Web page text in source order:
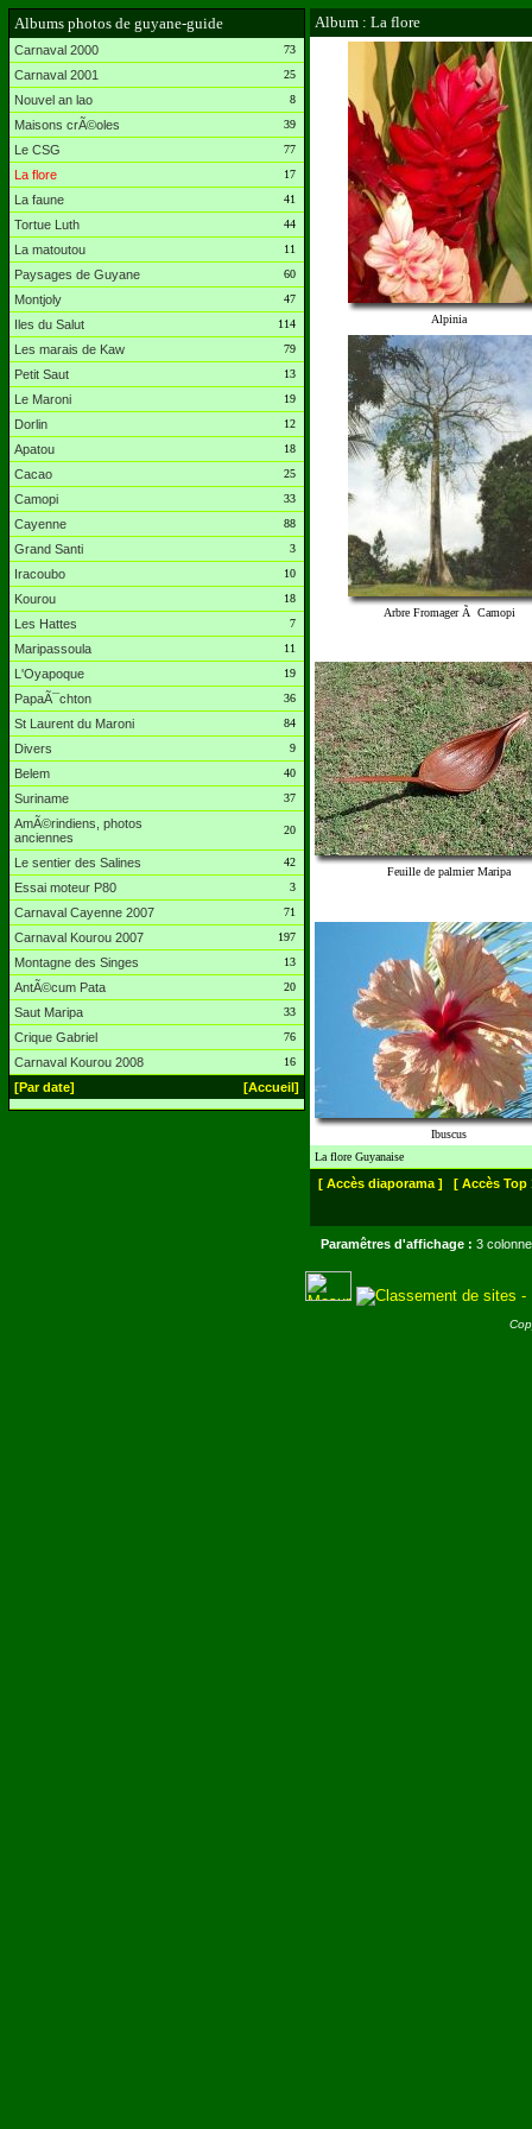
Albums photos de guyane-guide
Carnaval 2000 73
Carnaval 2001 25
Nouvel an lao 8
Maisons crÃ©oles 39
Le CSG 77
La flore 17
La faune 41
Tortue Luth 44
La matoutou 11
Paysages de Guyane 60
Montjoly 47
Iles du Salut 114
Les marais de Kaw 79
Petit Saut 13
Le Maroni 19
Dorlin 12
Apatou 18
Cacao 25
Camopi 33
Cayenne 88
Grand Santi 3
Iracoubo 10
Kourou 18
Les Hattes 7
Maripassoula 11
L'Oyapoque 19
PapaÃ¯chton 36
St Laurent du Maroni 84
Divers 9
Belem 40
Suriname 37
AmÃ©rindiens, photos
anciennes
20
Le sentier des Salines 42
Essai moteur P80 3
Carnaval Cayenne 2007 71
Carnaval Kourou 2007 197
Montagne des Singes 13
AntÃ©cum Pata 20
Saut Maripa 33
Crique Gabriel 76
Carnaval Kourou 2008 16
[Par date] [Accueil]
Album : La flore
Alpinia
Arbre Fromager Ã Camopi
Feuille de palmier Maripa
Ibuscus
La flore Guyanaise
[ Accès diaporama ] [ Accès Top
Paramêtres d'affichage : 3